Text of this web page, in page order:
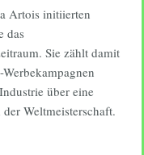
Artois initiierten
das
Sie zählt damit
über eine
Weltmeisterschaft.